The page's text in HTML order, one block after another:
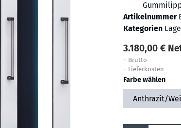
Artikelnummer
Kategorien
3.180,00 €
– Brutto
– Lieferkosten
Farbe wählen
Anthrazit/